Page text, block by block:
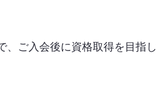
、ご入会後に資格取得を目指